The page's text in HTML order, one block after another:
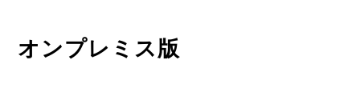
オンプレミス版